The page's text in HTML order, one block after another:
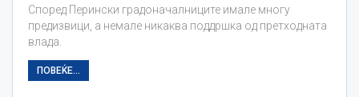
Според Перински градоначалниците имале многу
предизвици, а немале никаква поддршка од претходната
влада.
ПОВЕЌЕ...